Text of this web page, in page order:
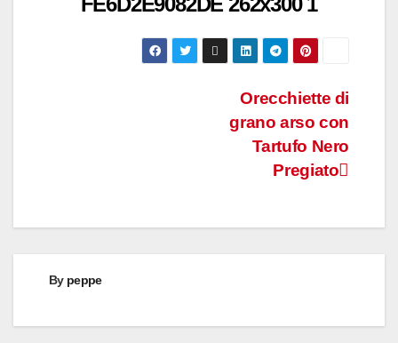
Orecchiette di
grano arso con
Tartufo Nero
Pregiato
By peppe